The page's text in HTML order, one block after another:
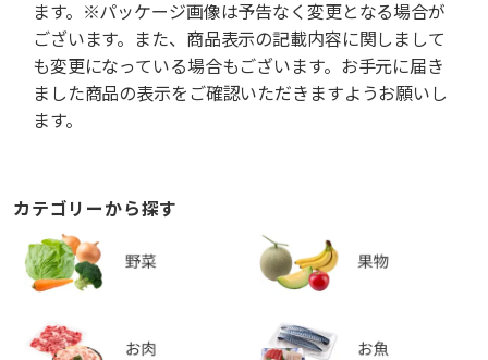
ます。※パッケージ画像は予告なく変更となる場合が
ございます。また、商品表示の記載内容に関しまして
も変更になっている場合もございます。お手元に届き
ました商品の表示をご確認いただきますようお願いし
ます。
カテゴリーから探す